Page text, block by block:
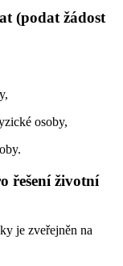
(podat žádost
osoby,
řešení životní
je zveřejněn na